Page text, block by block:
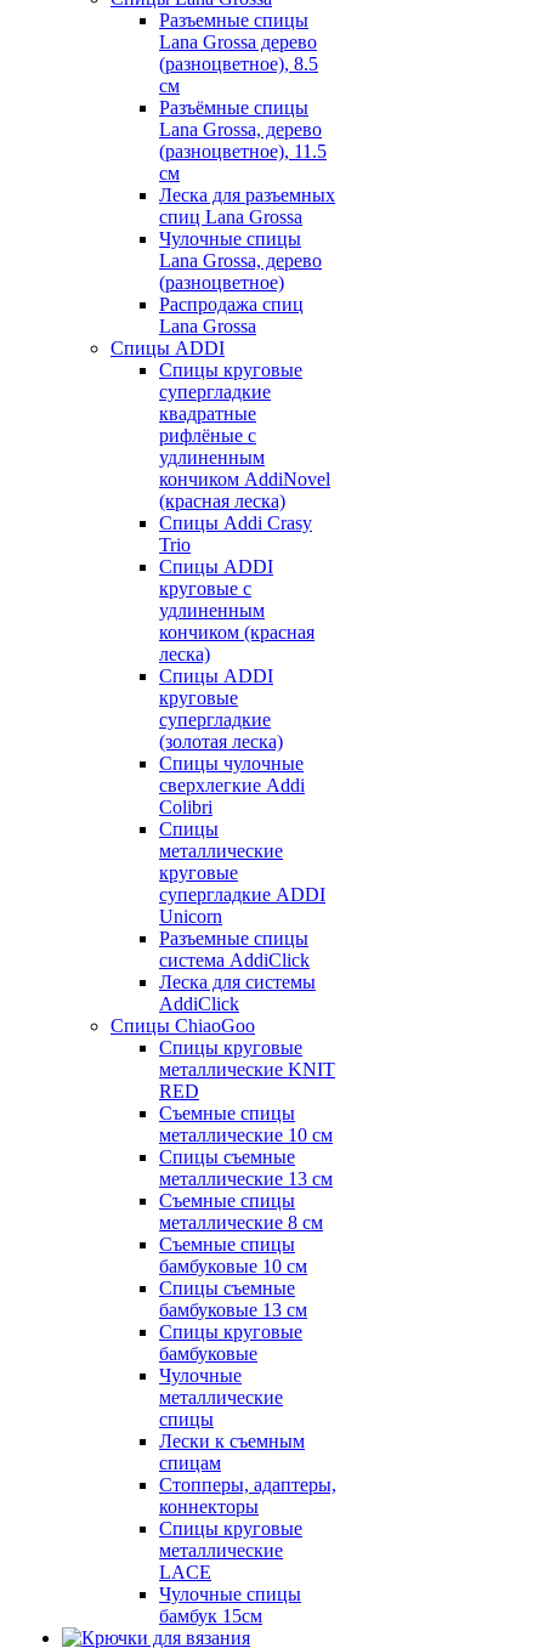
Разъемные спицы
Lana Grossa дерево
(разноцветное), 8.5
см
Разъёмные спицы
Lana Grossa, дерево
(разноцветное), 11.5
см
Леска для разъемных
спиц Lana Grossa
Чулочные спицы
Lana Grossa, дерево
(разноцветное)
Распродажа спиц
Lana Grossa
Спицы ADDI
Спицы круговые
супергладкие
квадратные
рифлёные с
удлиненным
кончиком AddiNovel
(красная леска)
Спицы Addi Crasy
Trio
Спицы ADDI
круговые с
удлиненным
кончиком (красная
леска)
Спицы ADDI
круговые
супергладкие
(золотая леска)
Спицы чулочные
сверхлегкие Addi
Colibri
Спицы
металлические
круговые
супергладкие ADDI
Unicorn
Разъемные спицы
система AddiClick
Леска для системы
AddiClick
Спицы ChiaoGoo
Спицы круговые
металлические KNIT
RED
Съемные спицы
металлические 10 см
Спицы съемные
металлические 13 см
Съемные спицы
металлические 8 см
Съемные спицы
бамбуковые 10 см
Спицы съемные
бамбуковые 13 см
Спицы круговые
бамбуковые
Чулочные
металлические
спицы
Лески к съемным
спицам
Стопперы, адаптеры,
коннекторы
Спицы круговые
металлические
LACE
Чулочные спицы
бамбук 15см